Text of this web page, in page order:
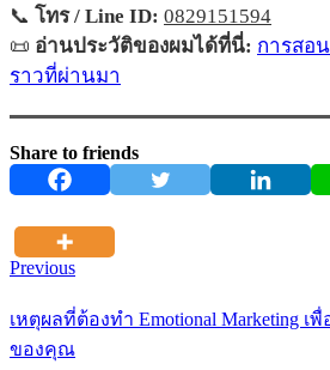
📞 โทร / Line ID: 0829151594
📜 อ่านประวัติของผมได้ที่นี่: การสอ
ราวที่ผ่านมา
Share to friends
Previous
เหตุผลที่ต้องทำ Emotional Marketing
ของคุณ